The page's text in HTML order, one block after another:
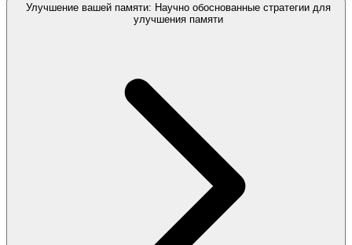
Улучшение вашей памяти: Научно обоснованные стратегии для
улучшения памяти